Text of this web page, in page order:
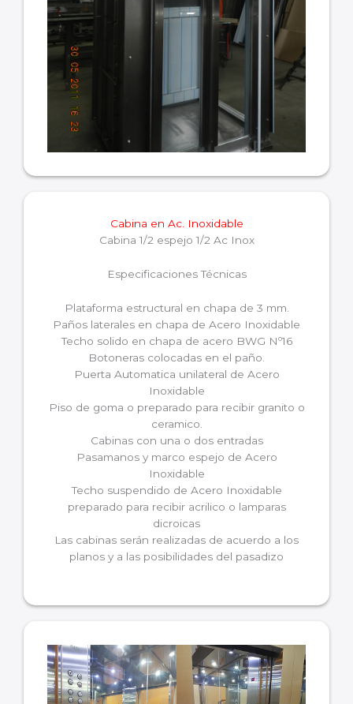
Cabina en Ac. Inoxidable
Cabina 1/2 espejo 1/2 Ac Inox
Especificaciones Técnicas
Plataforma estructural en chapa de 3 mm.
Paños laterales en chapa de Acero Inoxidable
Techo solido en chapa de acero BWG Nº16
Botoneras colocadas en el paño.
Puerta Automatica unilateral de Acero
Inoxidable
Piso de goma o preparado para recibir granito o
ceramico.
Cabinas con una o dos entradas
Pasamanos y marco espejo de Acero
Inoxidable
Techo suspendido de Acero Inoxidable
preparado para recibir acrilico o lamparas
dicroicas
Las cabinas serán realizadas de acuerdo a los
planos y a las posibilidades del pasadizo